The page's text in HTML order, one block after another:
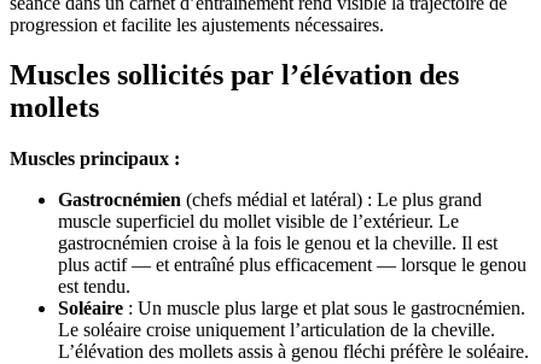
progression et facilite les ajustements nécessaires.
Muscles sollicités par l’élévation des
mollets
Muscles principaux :
Gastrocnémien (chefs médial et latéral) : Le plus grand
muscle superficiel du mollet visible de l’extérieur. Le
gastrocnémien croise à la fois le genou et la cheville. Il est
plus actif — et entraîné plus efficacement — lorsque le genou
est tendu.
Soléaire : Un muscle plus large et plat sous le gastrocnémien.
Le soléaire croise uniquement l’articulation de la cheville.
L’élévation des mollets assis à genou fléchi préfère le soléaire.